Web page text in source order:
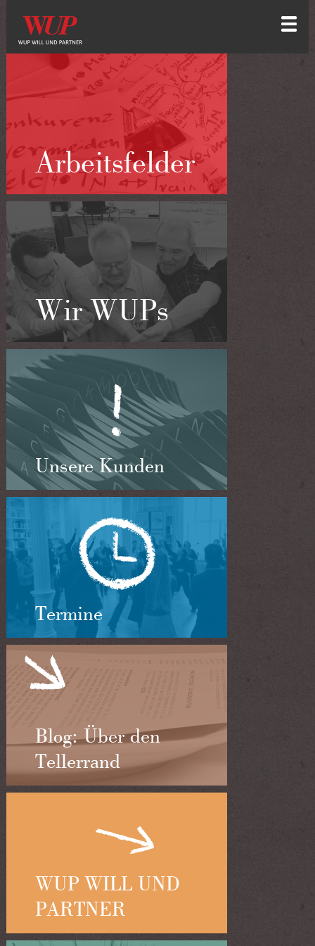
Arbeitsfelder
Wir WUPs
Unsere Kunden
Termine
Blog: Über den
Tellerrand
WUP WILL UND
PARTNER